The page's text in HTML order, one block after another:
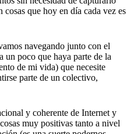
que hoy en día cada vez es
navegando junto con el
un poco que haya parte de la
de mi vida) que necesite
parte de un colectivo,
y coherente de Internet y
muy positivas tanto a nivel